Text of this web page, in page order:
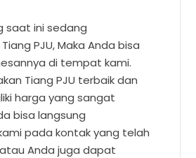
saat ini sedang
PJU, Maka Anda bisa
di tempat kami.
Tiang PJU terbaik dan
harga yang sangat
bisa langsung
pada kontak yang telah
Anda juga dapat